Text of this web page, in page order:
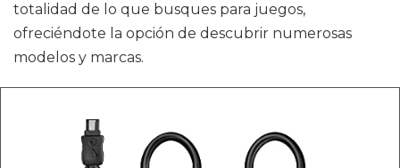
totalidad de lo que busques para juegos,
ofreciéndote la opción de descubrir numerosas
modelos y marcas.